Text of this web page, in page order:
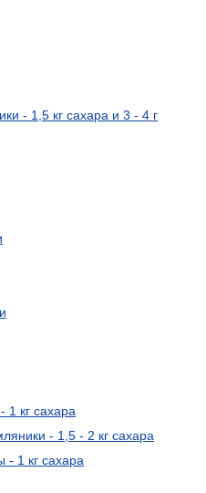
- 1,5 кг сахара и 3 - 4 г
1 кг сахара
- 1,5 - 2 кг сахара
- 1 кг сахара